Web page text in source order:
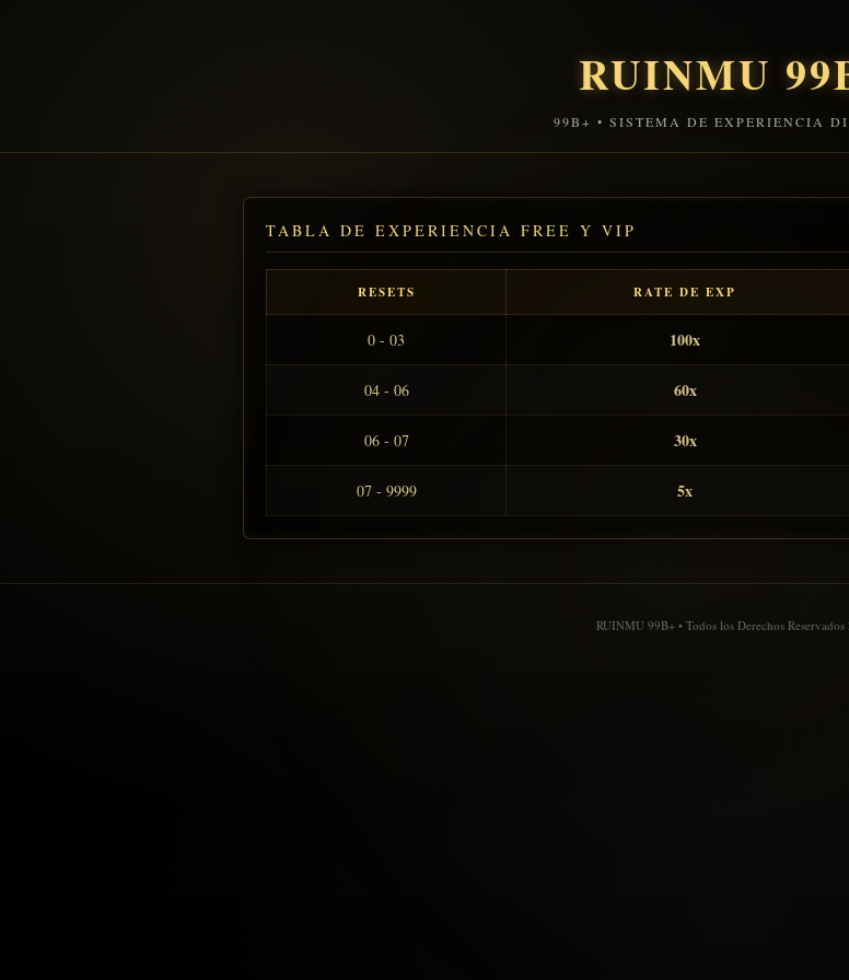
RUINMU
99B+ • SISTEMA DE EXPERIENCIA
TABLA DE EXPERIENCIA FREE Y VIP
RESETS RATE DE EXP
0 - 03 100x
04 - 06 60x
06 - 07 30x
07 - 9999 5x
RUINMU 99B+ • Todos los Derechos Reservados